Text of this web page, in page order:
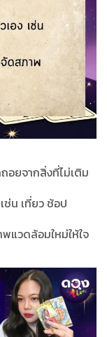
อยจากสิ่งที่ไม่เติม
ช่น เที่ยว ช้อป
แวดล้อมใหม่ให้ใจ